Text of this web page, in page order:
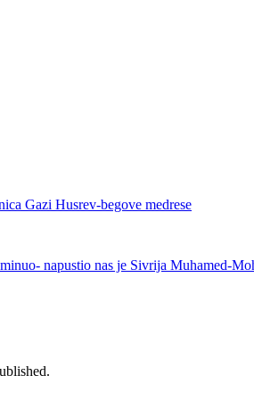
Gazi Husrev-begove medrese
napustio nas je Sivrija Muhamed-